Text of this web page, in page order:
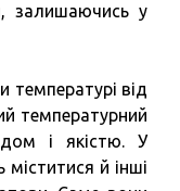
залишаючись у
температурі від
температурний
і якістю. У
міститися й інші